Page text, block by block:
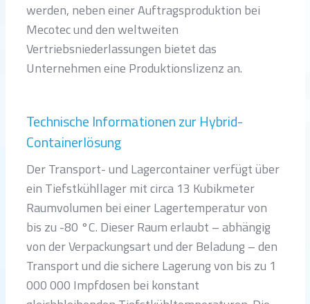
werden, neben einer Auftragsproduktion bei
Mecotec und den weltweiten
Vertriebsniederlassungen bietet das
Unternehmen eine Produktionslizenz an.
Technische Informationen zur Hybrid-
Containerlösung
Der Transport- und Lagercontainer verfügt über
ein Tiefstkühllager mit circa 13 Kubikmeter
Raumvolumen bei einer Lagertemperatur von
bis zu -80 °C. Dieser Raum erlaubt – abhängig
von der Verpackungsart und der Beladung – den
Transport und die sichere Lagerung von bis zu 1
000 000 Impfdosen bei konstant